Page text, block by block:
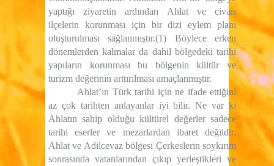
yaptığı ziyaretin ardından Ahlat ve civarı
ilçelerin korunması için bir dizi eylem planı
oluşturulması sağlanmıştır.(1) Böylece erken
dönemlerden kalmalar da dahil bölgedeki tarihi
yapıların korunması bu bölgenin kültür ve
turizm değerinin arttırılması amaçlanmıştır.
Ahlat’ın Türk tarihi için ne ifade ettiğini
az çok tarihten anlayanlar iyi bilir. Ne var ki
Ahlatın sahip olduğu kültürel değerler sadece
tarihi eserler ve mezarlardan ibaret değildir.
Ahlat ve Adilcevaz bölgesi Çerkeslerin soykırım
sonrasında vatanlarından çıkıp yerleştikleri ve